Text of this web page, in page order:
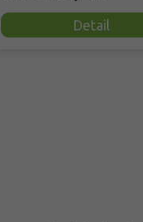
Detail